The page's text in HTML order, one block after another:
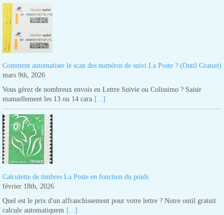
Comment automatiser le scan des numéros de suivi La Poste ? (Outil Gratuit)
mars 9th, 2026
Vous gérez de nombreux envois en Lettre Suivie ou Colissimo ? Saisir
manuellement les 13 ou 14 cara [...]
Calculette de timbres La Poste en fonction du poids
février 18th, 2026
Quel est le prix d'un affranchissement pour votre lettre ? Notre outil gratuit
calcule automatiquem [...]